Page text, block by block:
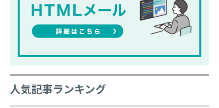
人気記事ランキング